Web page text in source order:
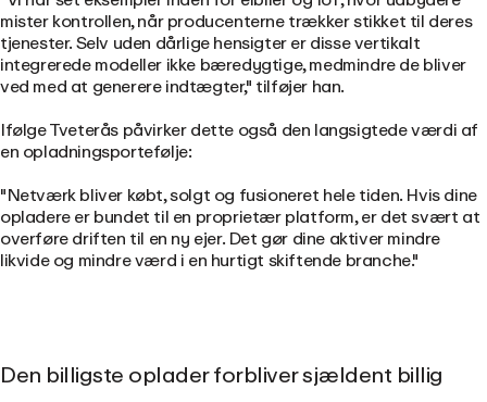
mister kontrollen, når producenterne trækker stikket til deres
tjenester. Selv uden dårlige hensigter er disse vertikalt
integrerede modeller ikke bæredygtige, medmindre de bliver
ved med at generere indtægter," tilføjer han.
Ifølge Tveterås påvirker dette også den langsigtede værdi af
en opladningsportefølje:
"Netværk bliver købt, solgt og fusioneret hele tiden. Hvis dine
opladere er bundet til en proprietær platform, er det svært at
overføre driften til en ny ejer. Det gør dine aktiver mindre
likvide og mindre værd i en hurtigt skiftende branche."
Den billigste oplader forbliver sjældent billig